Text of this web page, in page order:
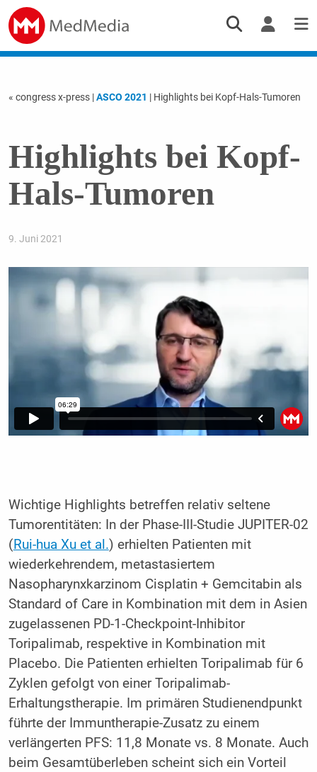
« congress x-press |ASCO 2021 | Highlights bei Kopf-Hals-Tumoren
Highlights bei Kopf-
Hals-Tumoren
9. Juni 2021
Wichtige Highlights betreffen relativ seltene
Tumorentitäten: In der Phase-III-Studie JUPITER-02
(Rui-hua Xu et al.) erhielten Patienten mit
wiederkehrendem, metastasiertem
Nasopharynxkarzinom Cisplatin + Gemcitabin als
Standard of Care in Kombination mit dem in Asien
zugelassenen PD-1-Checkpoint-Inhibitor
Toripalimab, respektive in Kombination mit
Placebo. Die Patienten erhielten Toripalimab für 6
Zyklen gefolgt von einer Toripalimab-
Erhaltungstherapie. Im primären Studienendpunkt
führte der Immuntherapie-Zusatz zu einem
verlängerten PFS: 11,8 Monate vs. 8 Monate. Auch
beim Gesamtüberleben scheint sich ein Vorteil